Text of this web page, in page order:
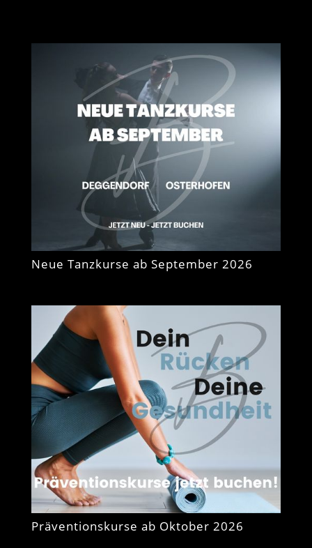
Neue Tanzkurse ab September 2026
Präventionskurse ab Oktober 2026